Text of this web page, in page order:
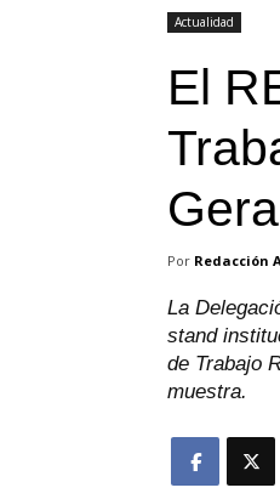
Actualidad
El
Por Redacción
La
stand
de Trabajo
muestra.